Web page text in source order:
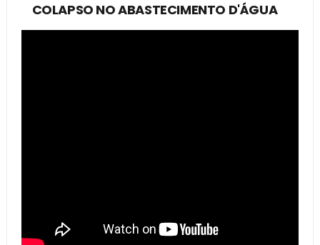
COLAPSO NO ABASTECIMENTO D'ÁGUA